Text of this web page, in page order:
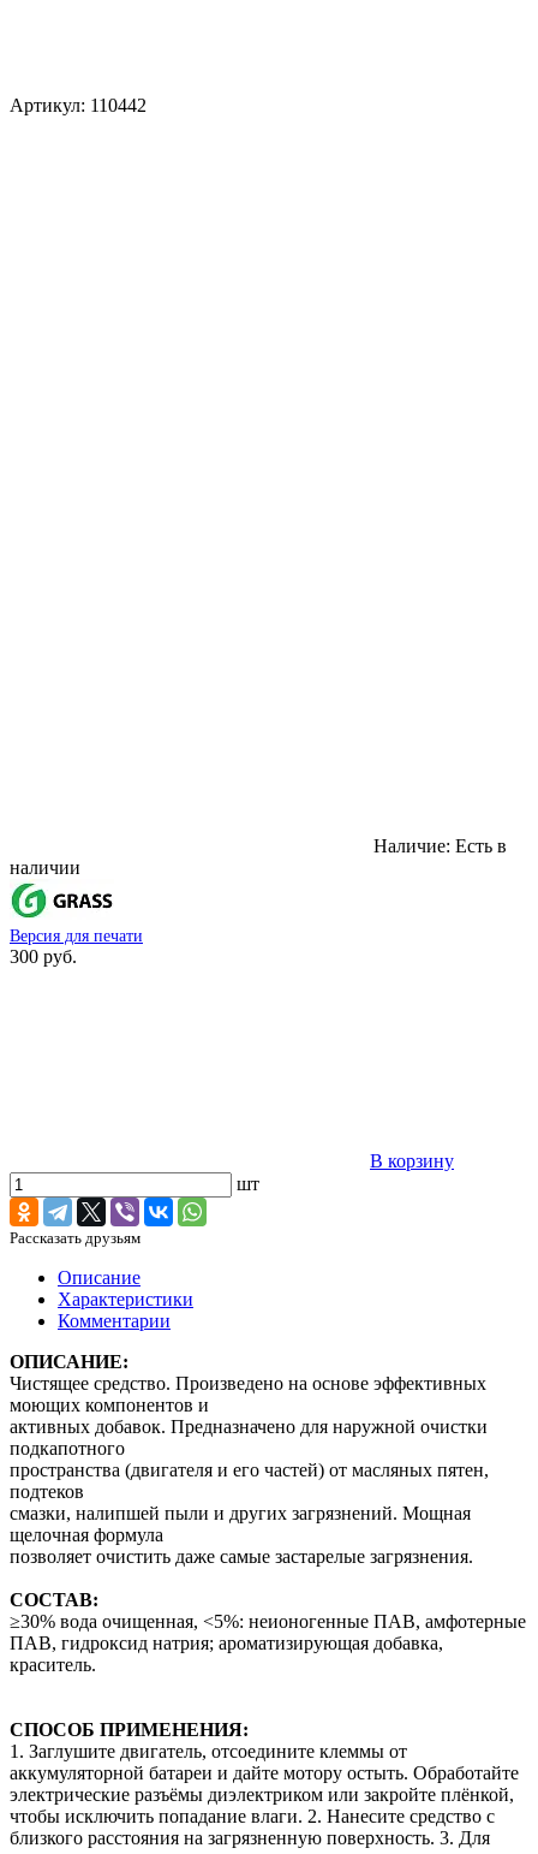
Артикул: 110442
Наличие: Есть в
наличии
Версия для печати
300 руб.
В корзину
шт
Рассказать друзьям
Описание
Характеристики
Комментарии
ОПИСАНИЕ:
Чистящее средство. Произведено на основе эффективных
моющих компонентов и
активных добавок. Предназначено для наружной очистки
подкапотного
пространства (двигателя и его частей) от масляных пятен,
подтеков
смазки, налипшей пыли и других загрязнений. Мощная
щелочная формула
позволяет очистить даже самые застарелые загрязнения.
СОСТАВ:
≥30% вода очищенная, <5%: неионогенные ПАВ, амфотерные
ПАВ, гидроксид натрия; ароматизирующая добавка,
краситель.
СПОСОБ ПРИМЕНЕНИЯ:
1. Заглушите двигатель, отсоедините клеммы от
аккумуляторной батареи и дайте мотору остыть. Обработайте
электрические разъёмы диэлектриком или закройте плёнкой,
чтобы исключить попадание влаги. 2. Нанесите средство с
близкого расстояния на загрязненную поверхность. 3. Для